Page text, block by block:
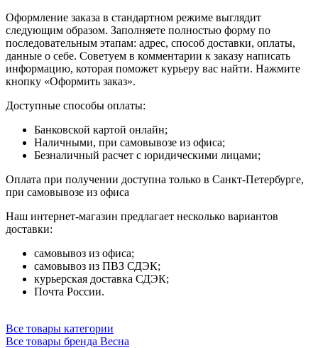
Оформление заказа в стандартном режиме выглядит
следующим образом. Заполняете полностью форму по
последовательным этапам: адрес, способ доставки, оплаты,
данные о себе. Советуем в комментарии к заказу написать
информацию, которая поможет курьеру вас найти. Нажмите
кнопку «Оформить заказ».
Доступные способы оплаты:
Банковской картой онлайн;
Наличными, при самовывозе из офиса;
Безналичный расчет с юридическими лицами;
Оплата при получении доступна только в Санкт-Петербурге,
при самовывозе из офиса
Наш интернет-магазин предлагает несколько вариантов
доставки:
самовывоз из офиса;
самовывоз из ПВЗ СДЭК;
курьерская доставка СДЭК;
Почта России.
Все товары категории
Все товары бренда Весна